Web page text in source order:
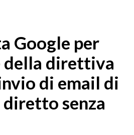
Google per
della direttiva
di email di
senza